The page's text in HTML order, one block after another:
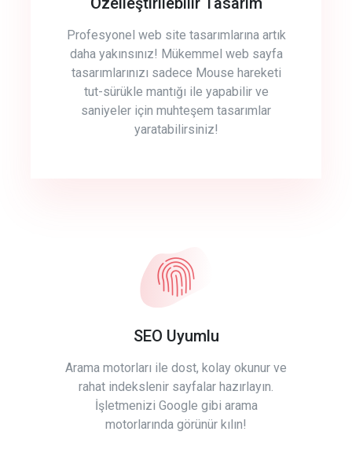
Profesyonel web site tasarımlarına artık
daha yakınsınız! Mükemmel web sayfa
tasarımlarınızı sadece Mouse hareketi
tut-sürükle mantığı ile yapabilir ve
saniyeler için muhteşem tasarımlar
yaratabilirsiniz!
SEO Uyumlu
Arama motorları ile dost, kolay okunur ve
rahat indekslenir sayfalar hazırlayın.
İşletmenizi Google gibi arama
motorlarında görünür kılın!